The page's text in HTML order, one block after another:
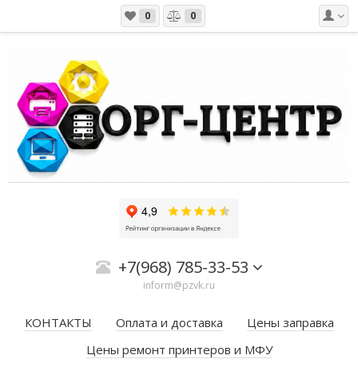
0 0
+7(968) 785-33-53
inform@pzvk.ru
КОНТАКТЫ Оплата и доставка
Цены заправка
Цены ремонт принтеров и МФУ